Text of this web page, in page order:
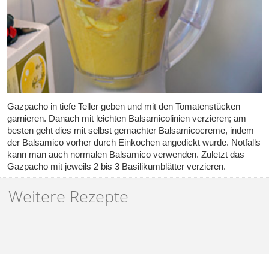
Gazpacho in tiefe Teller geben und mit den Tomatenstücken
garnieren. Danach mit leichten Balsamicolinien verzieren; am
besten geht dies mit selbst gemachter Balsamicocreme, indem
der Balsamico vorher durch Einkochen angedickt wurde. Notfalls
kann man auch normalen Balsamico verwenden. Zuletzt das
Gazpacho mit jeweils 2 bis 3 Basilikumblätter verzieren.
Weitere Rezepte